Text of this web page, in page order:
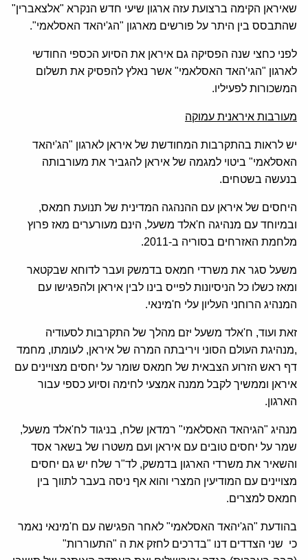
שאיראן הקימה ברצועת עזה ארגון שיעי חדש הנקרא "אלצאברין"
שהתבסס בין היתר על פורשים מארגון "הג'יהאד האסלאמי".
לפני כחצי שנה הפסיקה גם איראן את הסיוע הכספי החודשי
לארגון "הגי'האד האסלאמי" אשר נאלץ להפסיק את תשלום
המשכורות לפעיליו.
מעורבות איראנית עמוקה
יש לראות בהתקרבות המחודשת של איראן לארגון "הג'יהאד
האסלאמי" ביטוי למגמה של איראן להגביר את מעורבותה
בנעשה בשטחים.
היחסים של איראן עם ההנהגה המדינית של תנועת חמאס,
ובמיוחד עם מנהיגה ח'אלד משעל, הינם מעורערים מאז פרוץ
מלחמת האזרחים בסוריה ב-2011.
משעל סגר את משרדי חמאס בדמשק ועבר לדוחא שבקטאר
ומאז כשלו כל הניסיונות לפייס בינו לבין איראן ולהפגישו עם
המנהיג הרוחני העליון עלי ח'מינאי.
זאת ועוד, ח'אלד משעל יזם מהלך של התקרבות לסעודיה
,מנהיגת העולם הסוני ויריבתה המרה של איראן, לעומתו, מחמד
דף ראש הזרוע הצבאית של חמאס שומר על יחסים מצויינים עם
איראן וממשיך לקבל ממנה אמצעי לחימה וסיוע כספי עבור
הארגון.
מנהיג "הגיהאד האסלאמי" רמדאן שלח, בניגוד לח'אלד משעל,
שמר על יחסים טובים עם איראן ועם משטרו של בשאר אסד
והשאיר את משרדי הארגון בדמשק, לד"ר שלח יש גם יחסים
מצויינים עם המודיעין המצרי והוא אף ניסה בעבר לתווך בין
חמאס למצרים.
בהודעת "הג'יהאד האסלאמי" לאחר הפגישה עם ח'מינאי נאמר
כי שני הצדדים דנו "בדרכים לחזק את ה "התעוררות"